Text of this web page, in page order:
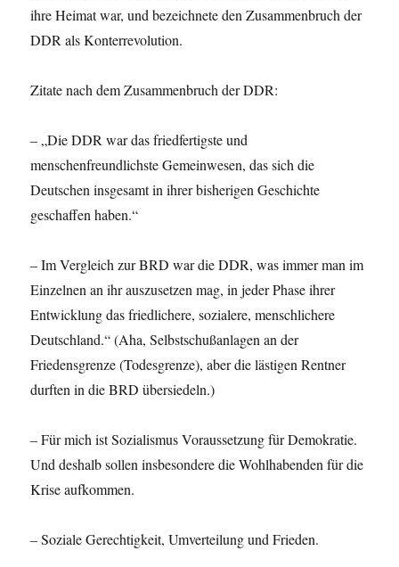
ihre Heimat war, und bezeichnete den Zusammenbruch der
DDR als Konterrevolution.
Zitate nach dem Zusammenbruch der DDR:
– „Die DDR war das friedfertigste und
menschenfreundlichste Gemeinwesen, das sich die
Deutschen insgesamt in ihrer bisherigen Geschichte
geschaffen haben.“
– Im Vergleich zur BRD war die DDR, was immer man im
Einzelnen an ihr auszusetzen mag, in jeder Phase ihrer
Entwicklung das friedlichere, sozialere, menschlichere
Deutschland.“ (Aha, Selbstschußanlagen an der
Friedensgrenze (Todesgrenze), aber die lästigen Rentner
durften in die BRD übersiedeln.)
– Für mich ist Sozialismus Voraussetzung für Demokratie.
Und deshalb sollen insbesondere die Wohlhabenden für die
Krise aufkommen.
– Soziale Gerechtigkeit, Umverteilung und Frieden.